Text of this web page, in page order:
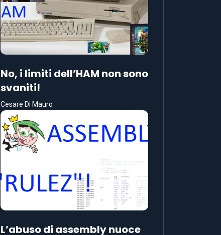
No, i limiti dell’HAM non sono
svaniti!
Cesare Di Mauro
L’abuso di assembly nuoce